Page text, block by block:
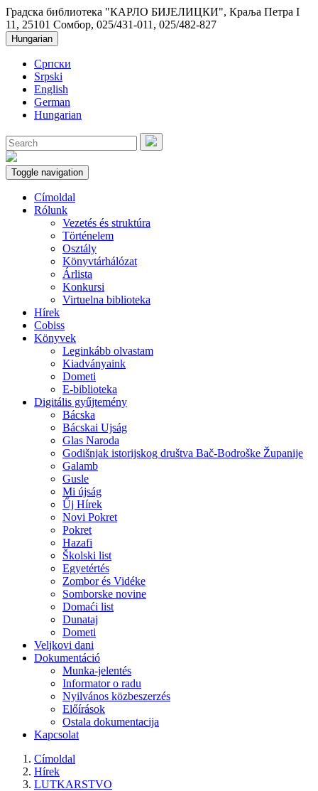
Градска библиотека "КАРЛО БИЈЕЛИЦКИ", Краља Петра I
11, 25101 Сомбор, 025/431-011, 025/482-827
Hungarian
Српски
Srpski
English
German
Hungarian
Toggle navigation
Címoldal
Rólunk
Vezetés és struktúra
Történelem
Osztály
Könyvtárhálózat
Árlista
Konkursi
Virtuelna biblioteka
Hírek
Cobiss
Könyvek
Leginkább olvastam
Kiadványaink
Dometi
E-biblioteka
Digitális gyűjtemény
Bácska
Bácskai Ujság
Glas Naroda
Godišnjak istorijskog društva Bač-Bodroške Županije
Galamb
Gusle
Mi újság
Űj Hírek
Novi Pokret
Pokret
Hazafi
Školski list
Egyetértés
Zombor és Vidéke
Somborske novine
Domaći list
Dunataj
Dometi
Veljkovi dani
Dokumentáció
Munka-jelentés
Informator o radu
Nyilvános közbeszerzés
Előírások
Ostala dokumentacija
Kapcsolat
Címoldal
Hírek
LUTKARSTVO